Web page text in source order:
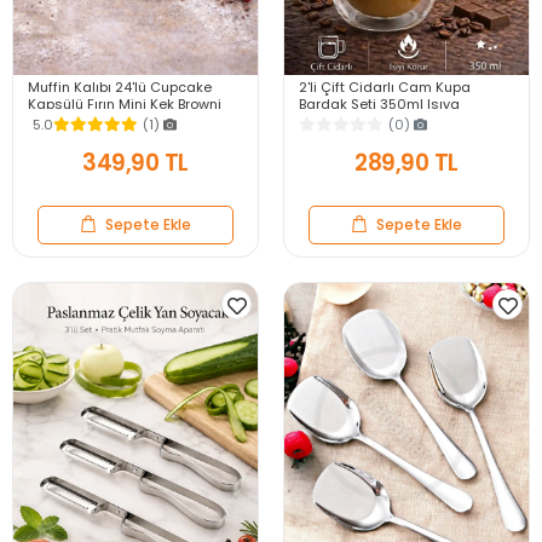
Muffin Kalıbı 24'lü Cupcake
Kapsülü Fırın Mini Kek Browni
Kekstra Kurabiye Kalıbı Muffin
Baking Pan
5.0 (1)
349,90 TL
Sepete Ekle
2'li Çift Cidarlı Cam Kupa
Bardak Seti 350ml Isıya
Dayanıklı Espresso Sunum
Kulplu Kahve Bardağı
(0)
289,90 TL
Sepete Ekle